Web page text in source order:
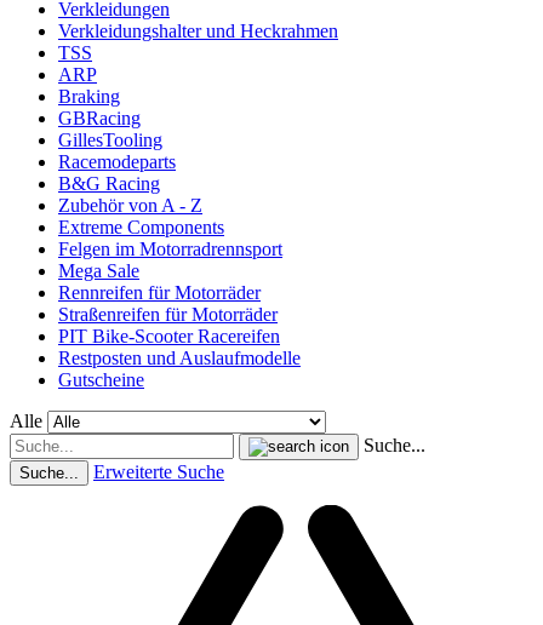
Verkleidungen
Verkleidungshalter und Heckrahmen
TSS
ARP
Braking
GBRacing
GillesTooling
Racemodeparts
B&G Racing
Zubehör von A - Z
Extreme Components
Felgen im Motorradrennsport
Mega Sale
Rennreifen für Motorräder
Straßenreifen für Motorräder
PIT Bike-Scooter Racereifen
Restposten und Auslaufmodelle
Gutscheine
Alle
Suche...
Suche... Erweiterte Suche